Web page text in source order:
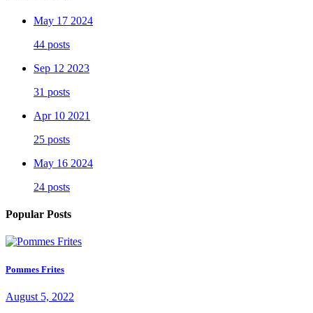
May 17 2024
44 posts
Sep 12 2023
31 posts
Apr 10 2021
25 posts
May 16 2024
24 posts
Popular Posts
Pommes Frites
August 5, 2022